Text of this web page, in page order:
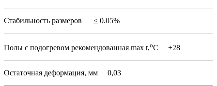
Стабильность размеров < 0.05%
Полы с подогревом рекомендованная max t,oC +28
Остаточная деформация, мм 0,03